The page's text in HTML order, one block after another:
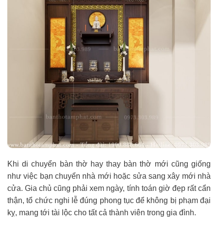
Khi di chuyển bàn thờ hay thay bàn thờ mới cũng giống
như việc bạn chuyển nhà mới hoặc sửa sang xây mới nhà
cửa. Gia chủ cũng phải xem ngày, tính toán giờ đẹp rất cẩn
thận, tổ chức nghi lễ đúng phong tục để không bị phạm đại
kỵ, mang tới tài lộc cho tất cả thành viên trong gia đình.